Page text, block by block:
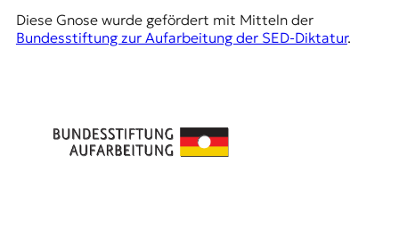
Diese Gnose wurde gefördert mit Mitteln der
Bundesstiftung zur Aufarbeitung der SED-Diktatur.